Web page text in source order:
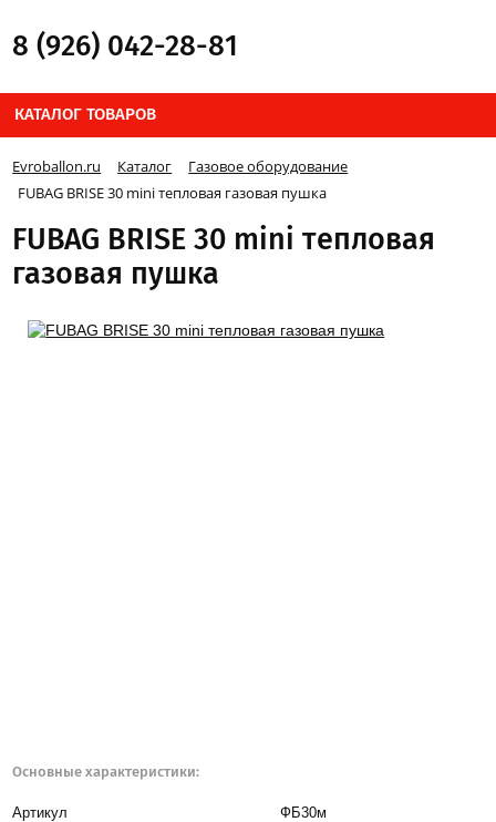
8 (926) 042-28-81
КАТАЛОГ ТОВАРОВ
Evroballon.ru Каталог
Газовое оборудование
FUBAG BRISE 30 mini тепловая газовая пушка
FUBAG BRISE 30 mini тепловая
газовая пушка
Основные характеристики:
Артикул
ФБ30м